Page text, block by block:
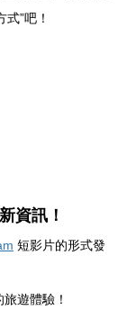
”吧！
資訊！
短影片的形式發
遊體驗！